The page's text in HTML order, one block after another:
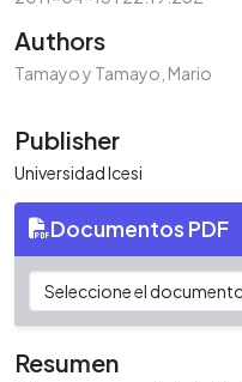
Authors
Tamayo y Tamayo, Mario
Publisher
Universidad Icesi
Documentos PDF
Resumen